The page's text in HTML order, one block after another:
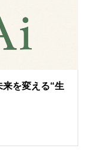
を変える“生